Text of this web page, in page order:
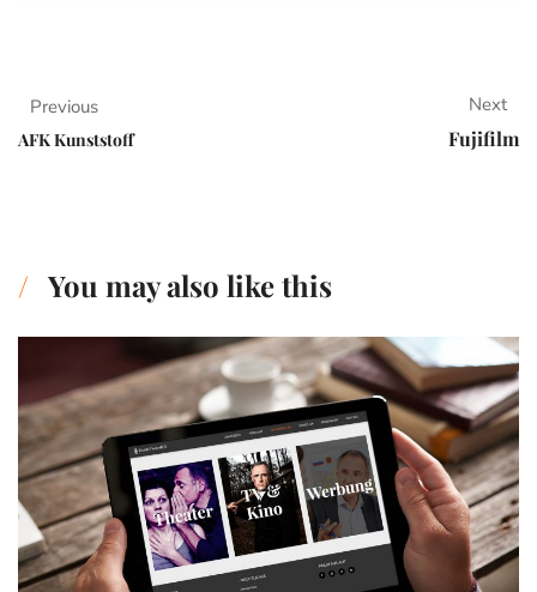
Previous
AFK Kunststoff
Next
Fujifilm
You may also like this